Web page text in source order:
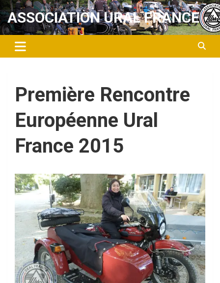
Aller
au
contenu
ASSOCIATION URAL FRANCE
Première Rencontre
Européenne Ural
France 2015